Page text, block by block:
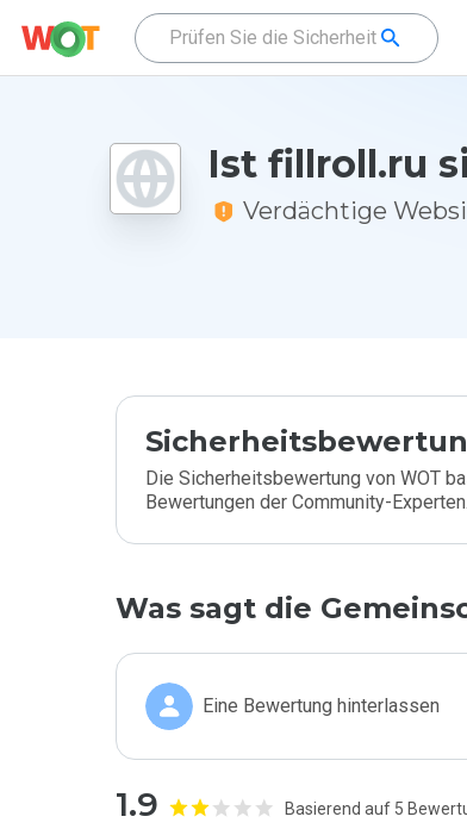
Ist fillroll.ru
Verdächtige
Die Sicherheitsbewertung von WOT
Bewertungen der Community-Experten.
Was sagt die
Eine Bewertung hinterlassen
1.9 Basierend auf 5